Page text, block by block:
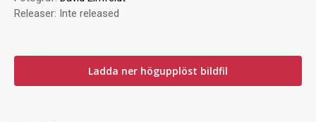
Releaser: Inte released
Ladda ner högupplöst bildfil